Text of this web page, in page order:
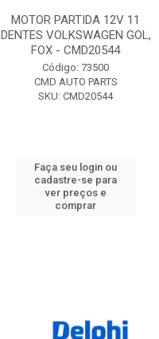
MOTOR PARTIDA 12V 11
DENTES VOLKSWAGEN GOL,
FOX - CMD20544
Código: 73500
CMD AUTO PARTS
SKU: CMD20544
Faça seu login ou
cadastre-se para
ver preços e
comprar